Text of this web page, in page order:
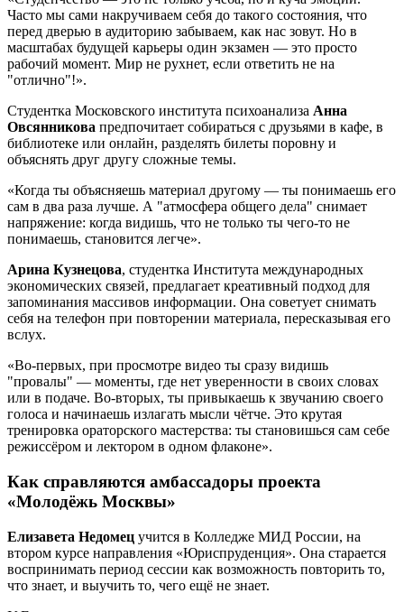
Часто мы сами накручиваем себя до такого состояния, что
перед дверью в аудиторию забываем, как нас зовут. Но в
масштабах будущей карьеры один экзамен — это просто
рабочий момент. Мир не рухнет, если ответить не на
"отлично"!».
Студентка Московского института психоанализа Анна
Овсянникова предпочитает собираться с друзьями в кафе, в
библиотеке или онлайн, разделять билеты поровну и
объяснять друг другу сложные темы.
«Когда ты объясняешь материал другому — ты понимаешь его
сам в два раза лучше. А "атмосфера общего дела" снимает
напряжение: когда видишь, что не только ты чего-то не
понимаешь, становится легче».
Арина Кузнецова, студентка Института международных
экономических связей, предлагает креативный подход для
запоминания массивов информации. Она советует снимать
себя на телефон при повторении материала, пересказывая его
вслух.
«Во-первых, при просмотре видео ты сразу видишь
"провалы" — моменты, где нет уверенности в своих словах
или в подаче. Во-вторых, ты привыкаешь к звучанию своего
голоса и начинаешь излагать мысли чётче. Это крутая
тренировка ораторского мастерства: ты становишься сам себе
режиссёром и лектором в одном флаконе».
Как справляются амбассадоры проекта
«Молодёжь Москвы»
Елизавета Недомец учится в Колледже МИД России, на
втором курсе направления «Юриспруденция». Она старается
воспринимать период сессии как возможность повторить то,
что знает, и выучить то, чего ещё не знает.